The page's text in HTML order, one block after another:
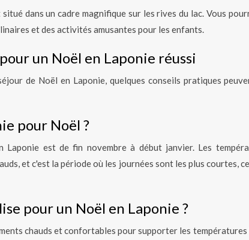
situé dans un cadre magnifique sur les rives du lac. Vous
et des activités amusantes pour les enfants.
un Noël en Laponie réussi
de Noël en Laponie, quelques conseils pratiques
pour Noël ?
est de fin novembre à début janvier. Les
et c'est la période où les journées sont les plus courtes,
pour un Noël en Laponie ?
chauds et confortables pour supporter les températures